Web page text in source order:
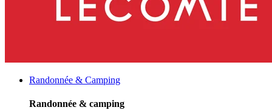
Randonnée & Camping
Randonnée & camping